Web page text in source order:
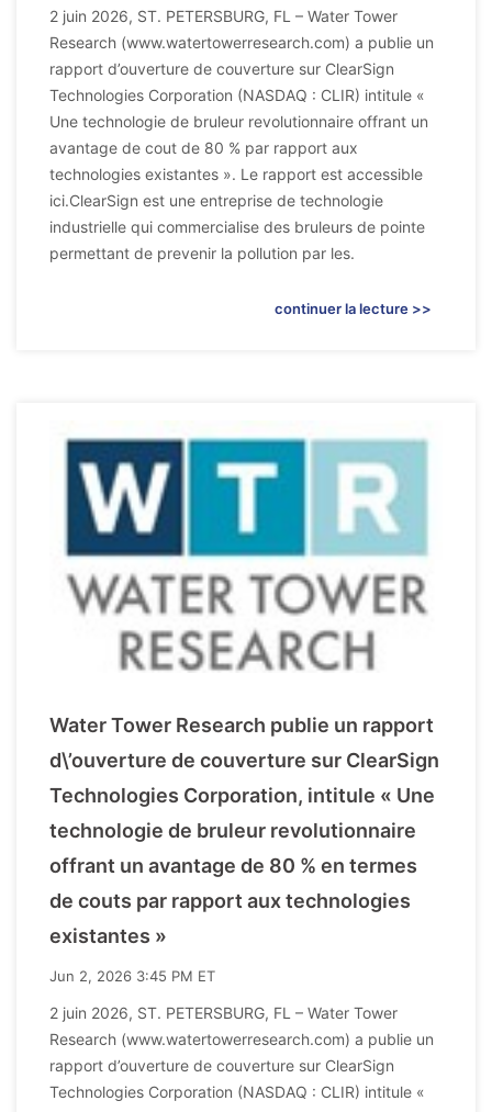
2 juin 2026, ST. PETERSBURG, FL – Water Tower
Research (www.watertowerresearch.com) a publie un
rapport d’ouverture de couverture sur ClearSign
Technologies Corporation (NASDAQ : CLIR) intitule «
Une technologie de bruleur revolutionnaire offrant un
avantage de cout de 80 % par rapport aux
technologies existantes ». Le rapport est accessible
ici.ClearSign est une entreprise de technologie
industrielle qui commercialise des bruleurs de pointe
permettant de prevenir la pollution par les.
continuer la lecture >>
Water Tower Research publie un rapport
d\’ouverture de couverture sur ClearSign
Technologies Corporation, intitule « Une
technologie de bruleur revolutionnaire
offrant un avantage de 80 % en termes
de couts par rapport aux technologies
existantes »
Jun 2, 2026 3:45 PM ET
2 juin 2026, ST. PETERSBURG, FL – Water Tower
Research (www.watertowerresearch.com) a publie un
rapport d’ouverture de couverture sur ClearSign
Technologies Corporation (NASDAQ : CLIR) intitule «